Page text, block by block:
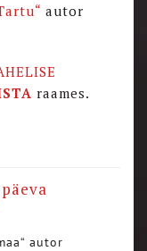
autor
raames.
autor